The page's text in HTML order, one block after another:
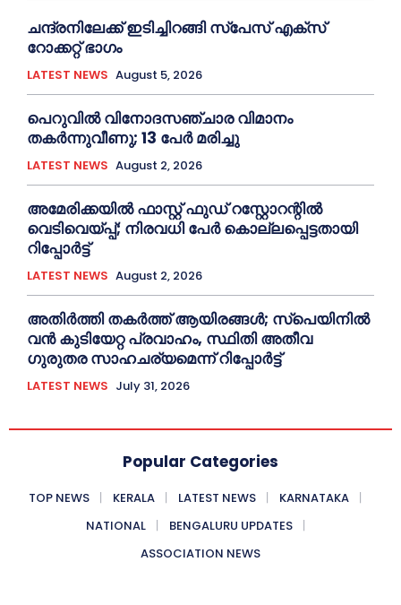
ചന്ദ്രനിലേക്ക് ഇടിച്ചിറങ്ങി സ്പേസ് എക്സ്
റോക്കറ്റ് ഭാഗം
LATEST NEWS August 5, 2026
പെറുവിൽ വിനോദസഞ്ചാര വിമാനം
തകർന്നുവീണു; 13 പേർ മരിച്ചു
LATEST NEWS August 2, 2026
അമേരിക്കയില്‍ ഫാസ്റ്റ് ഫുഡ് റസ്റ്റോറന്റിൽ
വെടിവെയ്പ്പ്; നിരവധി പേര്‍ കൊല്ലപ്പെട്ടതായി
റിപ്പോര്‍ട്ട്
LATEST NEWS August 2, 2026
അതിർത്തി തകർത്ത് ആയിരങ്ങൾ; സ്പെയിനിൽ
വൻ കുടിയേറ്റ പ്രവാഹം, സ്ഥിതി അതീവ
ഗുരുതര സാഹചര്യമെന്ന് റിപ്പോര്‍ട്ട്
LATEST NEWS July 31, 2026
Popular Categories
TOP NEWS KERALA LATEST NEWS
KARNATAKA
NATIONAL
BENGALURU UPDATES
ASSOCIATION NEWS